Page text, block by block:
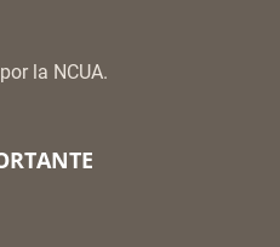
la NCUA.